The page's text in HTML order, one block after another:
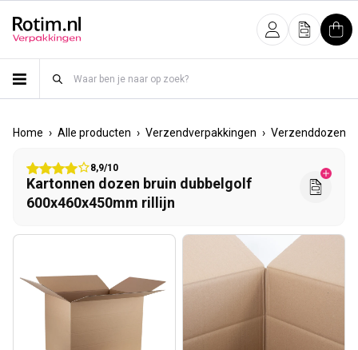
InloggenOfferte
Home › Alle producten › Verzendverpakkingen › Verzenddozen
8,9/10
Kartonnen dozen bruin dubbelgolf
600x460x450mm rillijn